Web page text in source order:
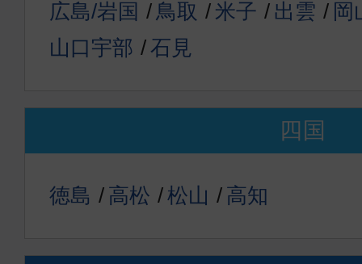
広島/岩国 鳥取 米子 出雲
岡
山口宇部
石見
四国
徳島 高松 松山 高知